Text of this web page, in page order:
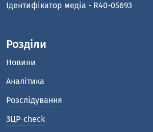
Ідентифікатор медіа - R40-05693
Розділи
Новини
Аналітика
Розслідування
ЗЦР-check